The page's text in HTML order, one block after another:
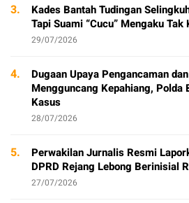
3.
Kades Bantah Tudingan
Tapi Suami “Cucu” Mengaku
29/07/2026
4.
Dugaan Upaya Pengancaman
Mengguncang Kepahiang, Polda
Kasus
28/07/2026
5.
Perwakilan Jurnalis Resmi
DPRD Rejang Lebong Berinisial
27/07/2026